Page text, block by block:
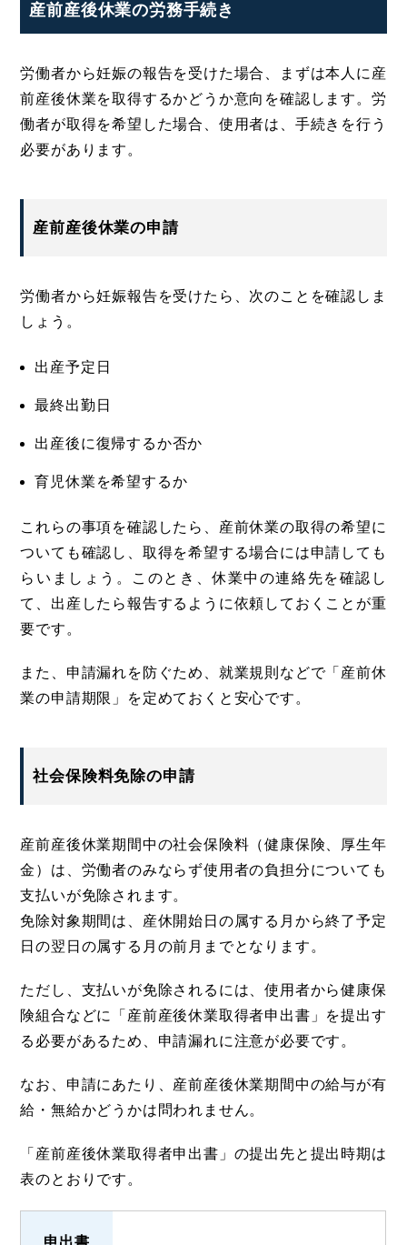
産前産後休業の労務手続き
労働者から妊娠の報告を受けた場合、まずは本人に産
前産後休業を取得するかどうか意向を確認します。労
働者が取得を希望した場合、使用者は、手続きを行う
必要があります。
産前産後休業の申請
労働者から妊娠報告を受けたら、次のことを確認しま
しょう。
出産予定日
最終出勤日
出産後に復帰するか否か
育児休業を希望するか
これらの事項を確認したら、産前休業の取得の希望に
ついても確認し、取得を希望する場合には申請しても
らいましょう。このとき、休業中の連絡先を確認し
て、出産したら報告するように依頼しておくことが重
要です。
また、申請漏れを防ぐため、就業規則などで「産前休
業の申請期限」を定めておくと安心です。
社会保険料免除の申請
産前産後休業期間中の社会保険料（健康保険、厚生年
金）は、労働者のみならず使用者の負担分についても
支払いが免除されます。
免除対象期間は、産休開始日の属する月から終了予定
日の翌日の属する月の前月までとなります。
ただし、支払いが免除されるには、使用者から健康保
険組合などに「産前産後休業取得者申出書」を提出す
る必要があるため、申請漏れに注意が必要です。
なお、申請にあたり、産前産後休業期間中の給与が有
給・無給かどうかは問われません。
「産前産後休業取得者申出書」の提出先と提出時期は
表のとおりです。